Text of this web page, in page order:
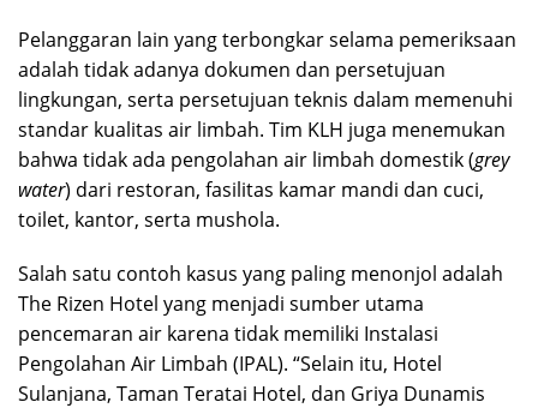
Pelanggaran lain yang terbongkar selama pemeriksaan
adalah tidak adanya dokumen dan persetujuan
lingkungan, serta persetujuan teknis dalam memenuhi
standar kualitas air limbah. Tim KLH juga menemukan
bahwa tidak ada pengolahan air limbah domestik (grey
water) dari restoran, fasilitas kamar mandi dan cuci,
toilet, kantor, serta mushola.
Salah satu contoh kasus yang paling menonjol adalah
The Rizen Hotel yang menjadi sumber utama
pencemaran air karena tidak memiliki Instalasi
Pengolahan Air Limbah (IPAL). “Selain itu, Hotel
Sulanjana, Taman Teratai Hotel, dan Griya Dunamis